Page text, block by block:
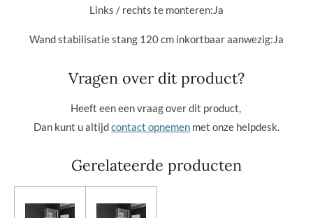
Links / rechts te monteren:Ja
Wand stabilisatie stang 120 cm inkortbaar aanwezig:Ja
Vragen over dit product?
Heeft een een vraag over dit product,
Dan kunt u altijdcontact opnemen met onze helpdesk.
Gerelateerde producten